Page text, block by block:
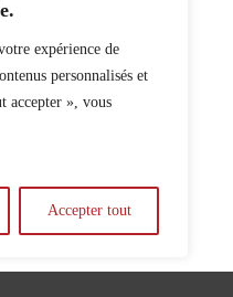
expérience de
personnalisés et
accepter », vous
Accepter tout